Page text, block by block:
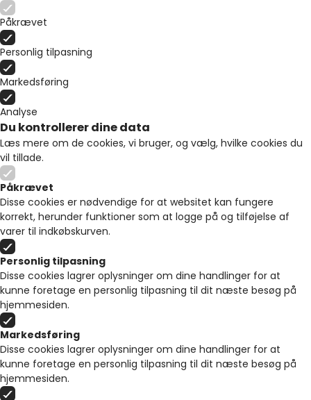
Påkrævet
Personlig tilpasning
Markedsføring
Analyse
Du kontrollerer dine data
Læs mere om de cookies, vi bruger, og vælg, hvilke cookies du
vil tillade.
Påkrævet
Disse cookies er nødvendige for at websitet kan fungere
korrekt, herunder funktioner som at logge på og tilføjelse af
varer til indkøbskurven.
Personlig tilpasning
Disse cookies lagrer oplysninger om dine handlinger for at
kunne foretage en personlig tilpasning til dit næste besøg på
hjemmesiden.
Markedsføring
Disse cookies lagrer oplysninger om dine handlinger for at
kunne foretage en personlig tilpasning til dit næste besøg på
hjemmesiden.